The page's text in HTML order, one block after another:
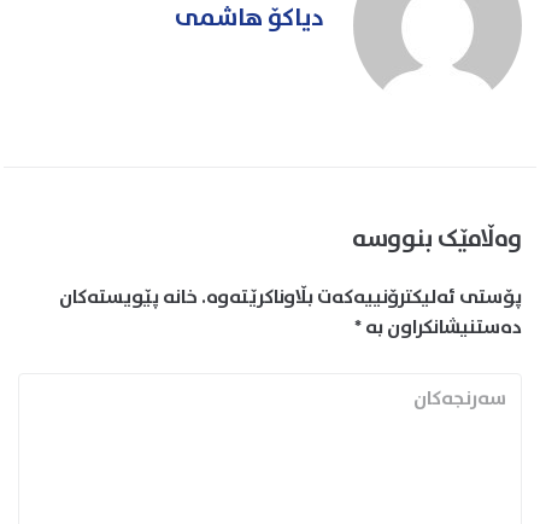
دیاکۆ هاشمی
وەڵامێک بنووسە
پۆستی ئەلیکترۆنییەکەت بڵاوناکرێتەوە.خانە پێویستەکان
دەستنیشانکراون بە*